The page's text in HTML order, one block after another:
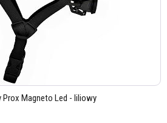
Magneto Led - liliowy